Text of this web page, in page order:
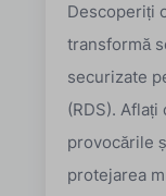
Descoperiți
transformă
securizate
(RDS).
provocările
protejarea